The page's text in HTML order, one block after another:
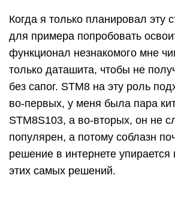
Когда я только планировал эту
для примера попробовать
функционал незнакомого мне
только даташита, чтобы не
без сапог. STM8 на эту роль
во-первых, у меня была пара
STM8S103, а во-вторых, он не
популярен, а потому соблазн
решение в интернете упирается
этих самых решений.